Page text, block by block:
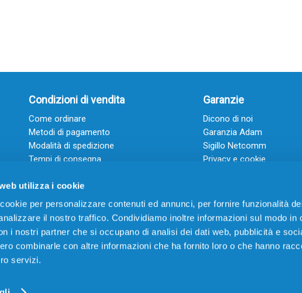
utilizza i cookie
per personalizzare contenuti ed annunci, per fornire funzionalità
il nostro traffico. Condividiamo inoltre informazioni sul modo in
i nostri partner che si occupano di analisi dei dati web, pubblicità e
combinarle con altre informazioni che ha fornito loro o che hanno
servizi.
Condizioni di vendita
Come ordinare
Metodi di pagamento
Modalità di spedizione
Tempi di consegna
Garanzie
Dicono di noi
Garanzia Adam
Sigillo Netcomm
Privacy e cookie